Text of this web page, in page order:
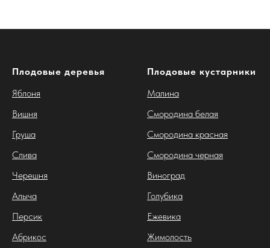
Плодовые деревья
Яблоня
Вишня
Груша
Слива
Черешня
Алыча
Персик
Абрикос
Плодовые кустарники
Малина
Смородина белая
Смородина красная
Смородина черная
Виноград
Голубика
Ежевика
Жимолость